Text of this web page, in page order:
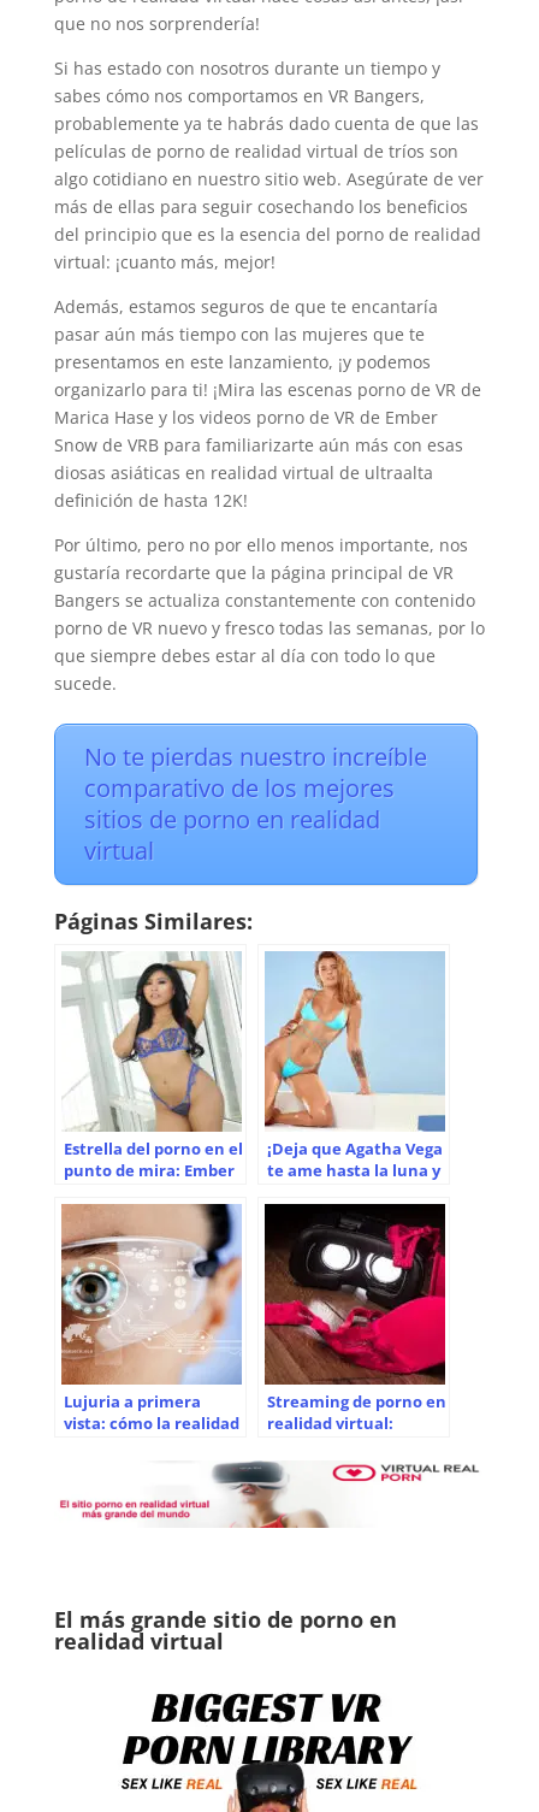
que no nos sorprendería!
Si has estado con nosotros durante un tiempo y
sabes cómo nos comportamos en VR Bangers,
probablemente ya te habrás dado cuenta de que las
películas de porno de realidad virtual de tríos son
algo cotidiano en nuestro sitio web. Asegúrate de ver
más de ellas para seguir cosechando los beneficios
del principio que es la esencia del porno de realidad
virtual: ¡cuanto más, mejor!
Además, estamos seguros de que te encantaría
pasar aún más tiempo con las mujeres que te
presentamos en este lanzamiento, ¡y podemos
organizarlo para ti! ¡Mira las escenas porno de VR de
Marica Hase y los videos porno de VR de Ember
Snow de VRB para familiarizarte aún más con esas
diosas asiáticas en realidad virtual de ultraalta
definición de hasta 12K!
Por último, pero no por ello menos importante, nos
gustaría recordarte que la página principal de VR
Bangers se actualiza constantemente con contenido
porno de VR nuevo y fresco todas las semanas, por lo
que siempre debes estar al día con todo lo que
sucede.
No te pierdas nuestro increíble
comparativo de los mejores
sitios de porno en realidad
virtual
Páginas Similares:
Estrella del porno en el
punto de mira: Ember
¡Deja que Agatha Vega
te ame hasta la luna y
Lujuria a primera
vista: cómo la realidad
resonancia magnética
podrían ser la próxima
gran novedad del sexo
Streaming de porno en
realidad virtual:
El más grande sitio de porno en
realidad virtual